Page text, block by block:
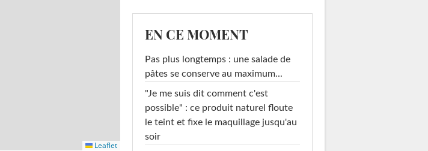
Leaflet
EN CE MOMENT
Pas plus longtemps : une salade de
pâtes se conserve au maximum...
"Je me suis dit comment c'est
possible" : ce produit naturel floute
le teint et fixe le maquillage jusqu'au
soir